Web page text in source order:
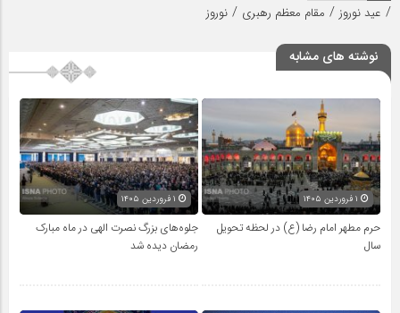
/ عید نوروز / مقام معظم رهبری / نوروز
نوشته های مشابه
حرم مطهر امام رضا (ع) در لحظه تحویل
سال
جلوه‌های بزرگ نصرت الهی در ماه مبارک
رمضان دیده شد